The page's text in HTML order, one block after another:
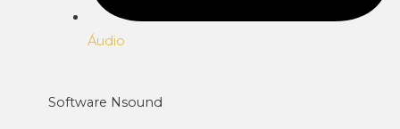
Áudio
Software Nsound